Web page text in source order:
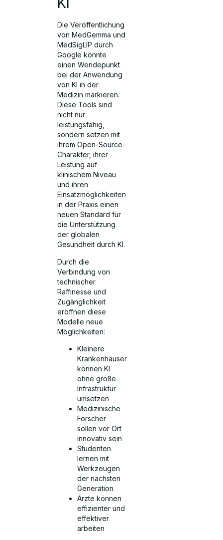
Die Veröffentlichung
von MedGemma und
MedSigLIP durch
Google könnte
einen Wendepunkt
bei der Anwendung
von KI in der
Medizin markieren.
Diese Tools sind
nicht nur
leistungsfähig,
sondern setzen mit
ihrem Open-Source-
Charakter, ihrer
Leistung auf
klinischem Niveau
und ihren
Einsatzmöglichkeiten
in der Praxis einen
neuen Standard für
die Unterstützung
der globalen
Gesundheit durch KI.
Durch die
Verbindung von
technischer
Raffinesse und
Zugänglichkeit
eröffnen diese
Modelle neue
Möglichkeiten:
Kleinere
Krankenhäuser
können KI
ohne große
Infrastruktur
umsetzen
Medizinische
Forscher
sollen vor Ort
innovativ sein
Studenten
lernen mit
Werkzeugen
der nächsten
Generation
Ärzte können
effizienter und
effektiver
arbeiten